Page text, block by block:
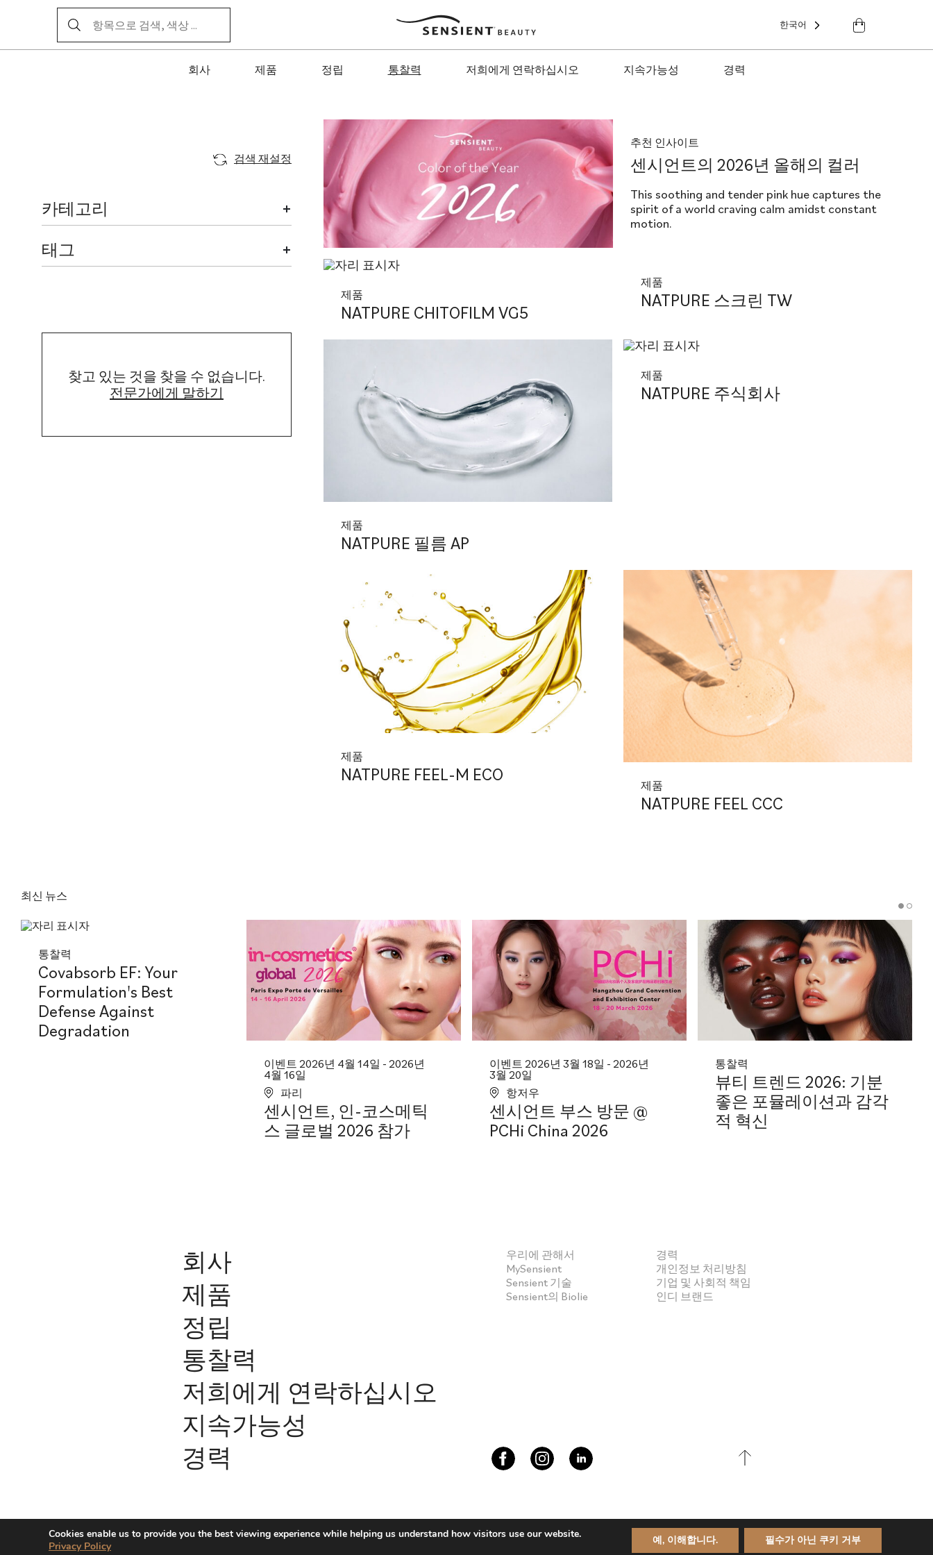
Sensient
한국어
회사 제품 정립 통찰력 저희에게 연락하십시오 지속가능성 경력
검색 재설정
카테고리
태그
찾고 있는 것을 찾을 수 없습니다.
전문가에게 말하기
추천 인사이트
센시언트의 2026년 올해의 컬러
This soothing and tender pink hue captures the
spirit of a world craving calm amidst constant
motion.
제품
NATPURE CHITOFILM VG5
제품
NATPURE 스크린 TW
제품
NATPURE 필름 AP
제품
NATPURE 주식회사
제품
NATPURE FEEL-M ECO
제품
NATPURE FEEL CCC
최신 뉴스
통찰력
Covabsorb EF: Your
Formulation's Best
Defense Against
Degradation
이벤트 2026년 4월 14일 - 2026년
4월 16일
파리
센시언트, 인-코스메틱
스 글로벌 2026 참가
이벤트 2026년 3월 18일 - 2026년
3월 20일
항저우
센시언트 부스 방문 @
PCHi China 2026
통찰력
뷰티 트렌드 2026: 기분
좋은 포뮬레이션과 감각
적 혁신
회사
제품
정립
통찰력
저희에게 연락하십시오
지속가능성
경력
우리에 관해서
MySensient
Sensient 기술
Sensient의 Biolie
경력
개인정보 처리방침
기업 및 사회적 책임
인디 브랜드
© Sensient Cosmetic Technologies 2026
Cookies enable us to provide you the best viewing experience while helping us understand how visitors use our website.
Privacy Policy
예, 이해합니다. 필수가 아닌 쿠키 거부